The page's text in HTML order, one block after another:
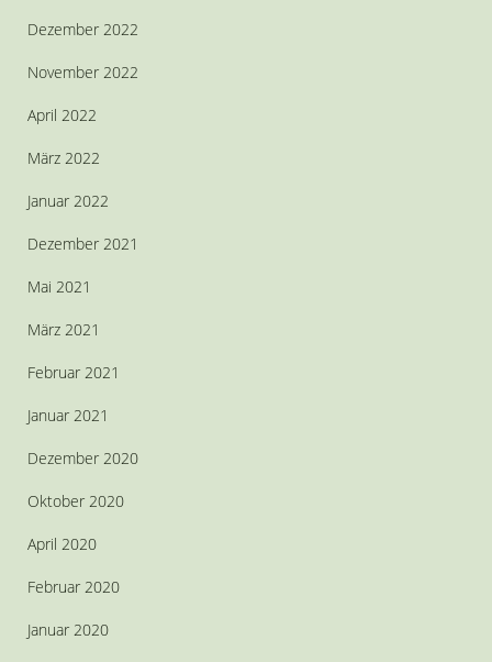
Dezember 2022
November 2022
April 2022
März 2022
Januar 2022
Dezember 2021
Mai 2021
März 2021
Februar 2021
Januar 2021
Dezember 2020
Oktober 2020
April 2020
Februar 2020
Januar 2020